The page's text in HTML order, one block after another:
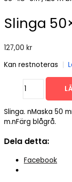
Slinga
127,00 kr
Kan restnoteras |
50x1.8x0.17/120
blågrå
mängd
Slinga. nMaska 50
m.nFärg blågrå.
Dela detta:
Facebook